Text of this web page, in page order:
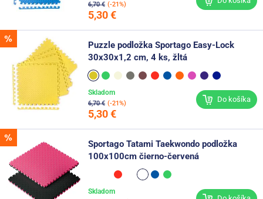
6,70 € (-21%)
5,30 €
Puzzle podložka Sportago Easy-Lock
30x30x1,2 cm, 4 ks, žltá
6,70 € (-21%)
5,30 €
Skladom
Do košíka
Sportago Tatami Taekwondo podložka
100x100cm čierno-červená
Skladom